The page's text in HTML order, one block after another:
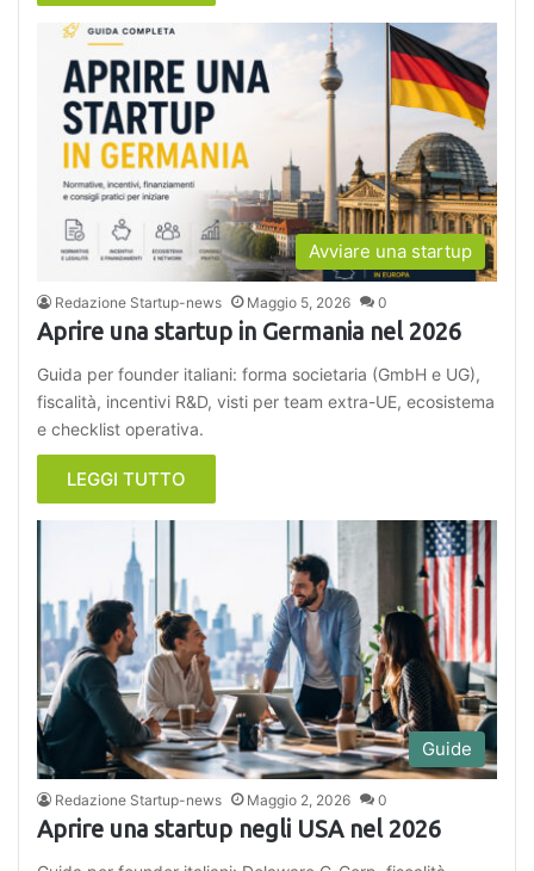
Avviare una startup
Redazione Startup-news Maggio 5, 2026 0
Aprire una startup in Germania nel 2026
Guida per founder italiani: forma societaria (GmbH e UG),
fiscalità, incentivi R&D, visti per team extra-UE, ecosistema
e checklist operativa.
LEGGI TUTTO
Guide
Redazione Startup-news Maggio 2, 2026 0
Aprire una startup negli USA nel 2026